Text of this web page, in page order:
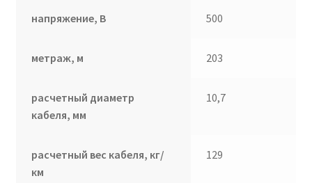
напряжение, В 500
метраж, м 203
расчетный диаметр
кабеля, мм
10,7
расчетный вес кабеля, кг/
км
129